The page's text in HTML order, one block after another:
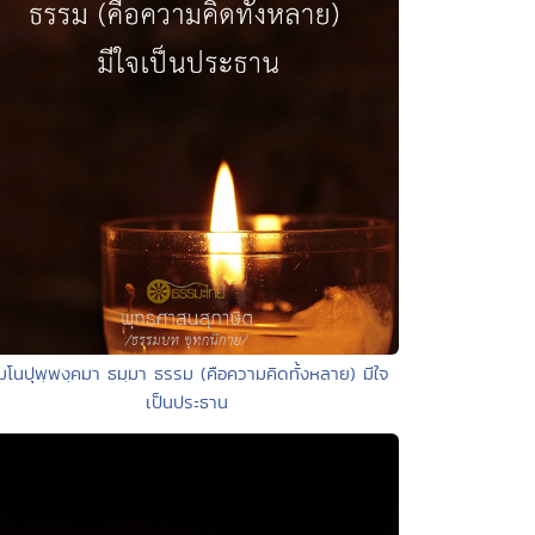
โนปุพฺพงฺคมา ธมฺมา ธรรม (คือความคิดทั้งหลาย) มีใจ
เป็นประธาน